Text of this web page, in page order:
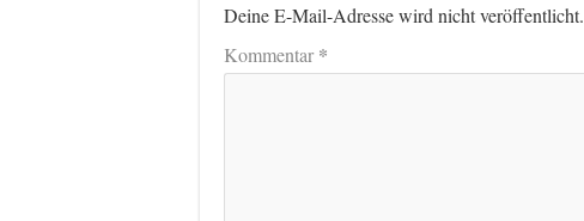
Deine E-Mail-Adresse wird nicht veröffentlicht.
Kommentar*